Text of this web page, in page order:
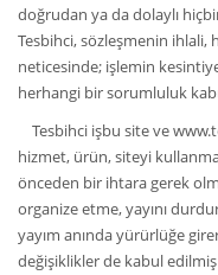
doğrudan ya da dolaylı
Tesbihci, sözleşmenin ihlali,
neticesinde; işlemin
herhangi bir sorumluluk
Tesbihci işbu site ve
hizmet, ürün, siteyi
önceden bir ihtara gerek
organize etme, yayını
yayım anında yürürlüğe
değişiklikler de kabul